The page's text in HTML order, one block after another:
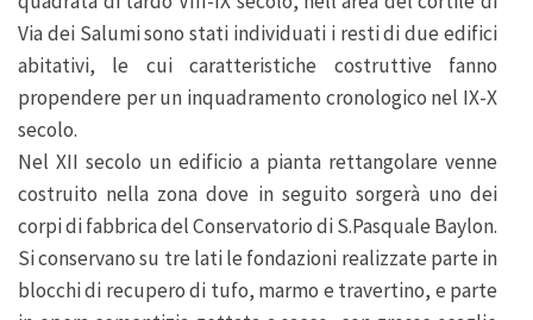
Via dei Salumi sono stati individuati i resti di due edifici
abitativi, le cui caratteristiche costruttive fanno
propendere per un inquadramento cronologico nel IX-X
secolo.
Nel XII secolo un edificio a pianta rettangolare venne
costruito nella zona dove in seguito sorgerà uno dei
corpi di fabbrica del Conservatorio di S.Pasquale Baylon.
Si conservano su tre lati le fondazioni realizzate parte in
blocchi di recupero di tufo, marmo e travertino, e parte